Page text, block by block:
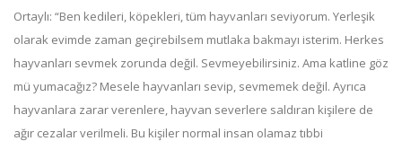
Ortaylı: “Ben kedileri, köpekleri, tüm hayvanları seviyorum. Yerleşik
olarak evimde zaman geçirebilsem mutlaka bakmayı isterim. Herkes
hayvanları sevmek zorunda değil. Sevmeyebilirsiniz. Ama katline göz
mü yumacağız? Mesele hayvanları sevip, sevmemek değil. Ayrıca
hayvanlara zarar verenlere, hayvan severlere saldıran kişilere de
ağır cezalar verilmeli. Bu kişiler normal insan olamaz tıbbi